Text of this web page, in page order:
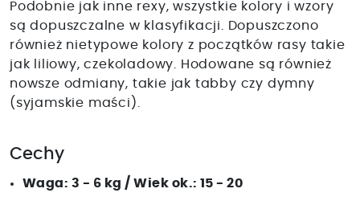
Podobnie jak inne rexy, wszystkie kolory i wzory
są dopuszczalne w klasyfikacji. Dopuszczono
również nietypowe kolory z początków rasy takie
jak liliowy, czekoladowy. Hodowane są również
nowsze odmiany, takie jak tabby czy dymny
(syjamskie maści).
Cechy
Waga: 3 - 6 kg / Wiek ok.: 15 - 20